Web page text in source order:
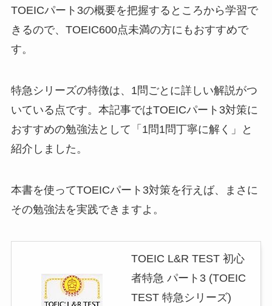
TOEICパート3の概要を把握するところから学習で
きるので、TOEIC600点未満の方にもおすすめで
す。
特急シリーズの特徴は、1問ごとに詳しい解説がつ
いている点です。本記事ではTOEICパート3対策に
おすすめの勉強法として「1問1問丁寧に解く」と
紹介しました。
本書を使ってTOEICパート3対策を行えば、まさに
その勉強法を実践できますよ。
TOEIC L&R TEST 初心
者特急 パート3 (TOEIC
TEST 特急シリーズ)